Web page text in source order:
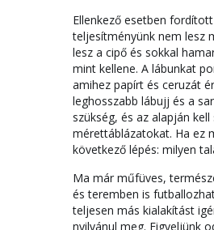
Ellenkező esetben
teljesítményünk nem lesz
lesz a cipő és sokkal
mint kellene. A lábunkat
amihez papírt és ceruzát
leghosszabb lábujj és a
szükség, és az alapján
mérettáblázatokat. Ha ez
következő lépés: milyen
Ma már műfüves,
és teremben is
teljesen más kialakítást
nyilvánul meg. Figyeljünk